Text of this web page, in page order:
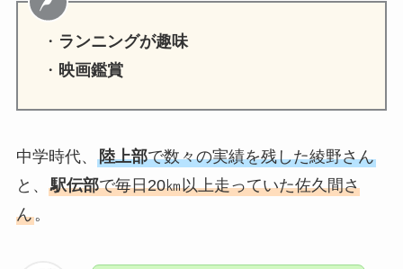
・ ランニングが趣味
・ 映画鑑賞
中学時代、 陸上部で数々の実績を残した綾野さん
と、 駅伝部で毎日20㎞以上走っていた佐久間さ
ん。